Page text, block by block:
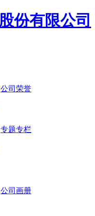
公司荣誉
专题专栏
公司画册